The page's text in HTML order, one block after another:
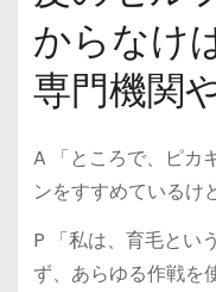
からなけ
専門機関
A 「ところで、ピカ
ンをすすめているけ
P 「私は、育毛とい
ず、あらゆる作戦を